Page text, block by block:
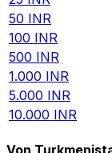
50 INR
100 INR
500 INR
1.000 INR
5.000 INR
10.000 INR